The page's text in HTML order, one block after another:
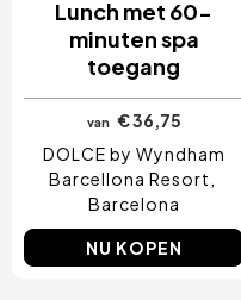
Lunch met 60-
minuten spa
toegang
van € 36,75
DOLCE by Wyndham
Barcellona Resort
Barcelona
NU KOPEN